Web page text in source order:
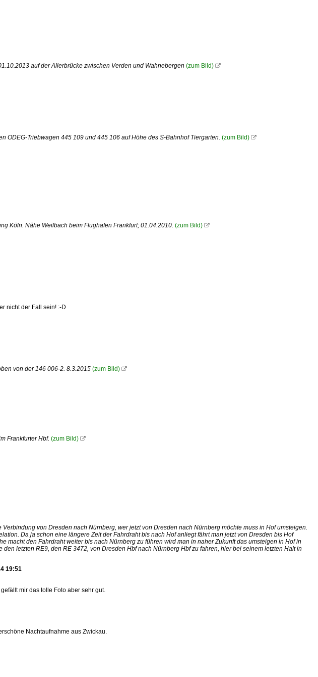
auf der Allerbrücke zwischen Verden und Wahnebergen (zum Bild) 
ODEG-Triebwagen 445 109 und 445 106 auf Höhe des S-Bahnhof Tiergarten. (zum Bild) 
Köln. Nähe Weilbach beim Flughafen Frankfurt; 01.04.2010. (zum Bild) 
nicht der Fall sein! :-D
von der 146 006-2. 8.3.2015 (zum Bild) 
Frankfurter Hbf. (zum Bild) 
von Dresden nach Nürnberg, wer jetzt von Dresden nach Nürnberg möchte muss in Hof umsteigen.
Da ja schon eine längere Zeit der Fahrdraht bis nach Hof anliegt fährt man jetzt von Dresden bis Hof
macht den Fahrdraht weiter bis nach Nürnberg zu führen wird man in naher Zukunft das umsteigen in Hof in
letzten RE9, den RE 3472, von Dresden Hbf nach Nürnberg Hbf zu fahren, hier bei seinem letzten Halt in
19:51
mir das tolle Foto aber sehr gut.
Nachtaufnahme aus Zwickau.